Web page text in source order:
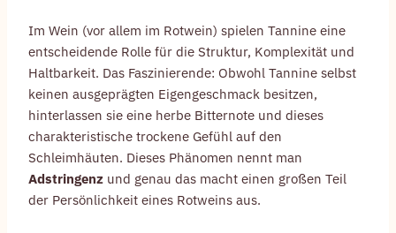
Im Wein (vor allem im Rotwein) spielen Tannine eine
entscheidende Rolle für die Struktur, Komplexität und
Haltbarkeit. Das Faszinierende: Obwohl Tannine selbst
keinen ausgeprägten Eigengeschmack besitzen,
hinterlassen sie eine herbe Bitternote und dieses
charakteristische trockene Gefühl auf den
Schleimhäuten. Dieses Phänomen nennt man
Adstringenz und genau das macht einen großen Teil
der Persönlichkeit eines Rotweins aus.